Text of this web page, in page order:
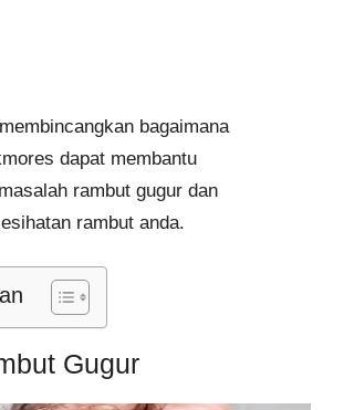
bagaimana
dapat membantu
rambut gugur dan
rambut anda.
Gugur